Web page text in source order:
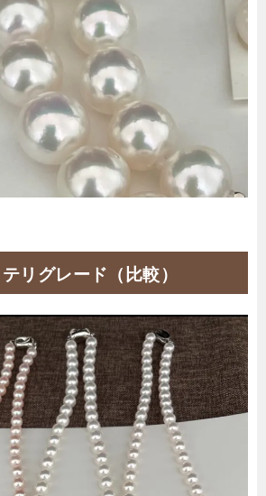
リグレード（比較）